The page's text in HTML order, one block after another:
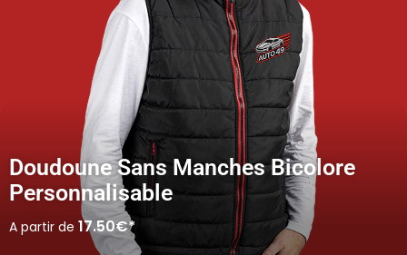
Doudoune Sans Manches Bicolore
Personnalisable
A partir de 17.50€*